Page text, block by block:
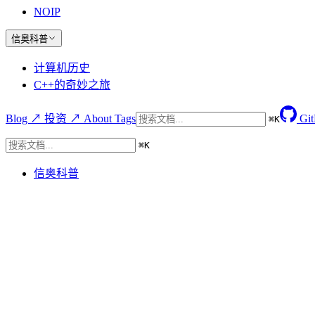
NOIP
信奥科普
计算机历史
C++的奇妙之旅
Blog ↗ 投资 ↗ About Tags ⌘K
⌘K
信奥科普